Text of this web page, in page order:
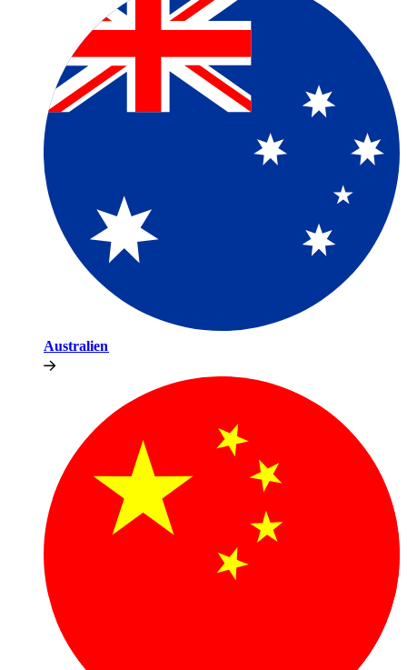
Australien​​